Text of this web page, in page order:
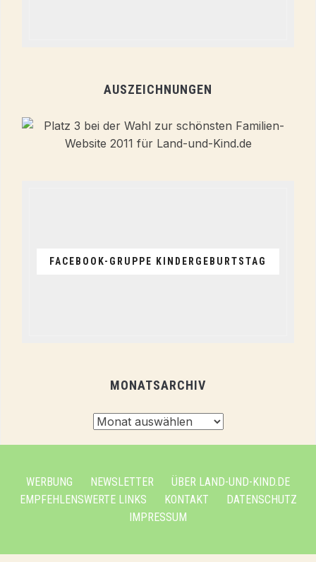
AUSZEICHNUNGEN
FACEBOOK-GRUPPE KINDERGEBURTSTAG
MONATSARCHIV
WERBUNG NEWSLETTER
ÜBER LAND-UND-KIND.DE
EMPFEHLENSWERTE LINKS
KONTAKT
DATENSCHUTZ
IMPRESSUM